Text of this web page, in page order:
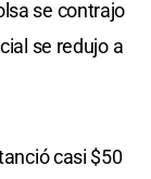
se contrajo
se redujo a
casi $50